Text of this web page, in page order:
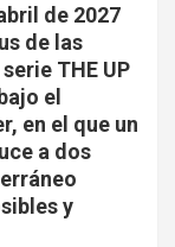
de 2027
de las
THE UP
el
en el que un
a dos
y